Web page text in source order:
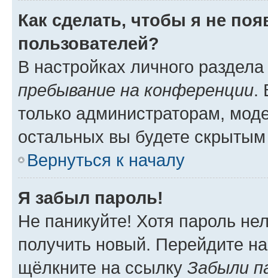
Как сделать, чтобы я не
пользователей?
В настройках личного
пребывание на конференции.
только администраторам,
остальных вы будете
Вернуться к началу
Я забыл пароль!
Не паникуйте! Хотя пароль
получить новый. Перейдите
щёлкните на ссылку Забыли